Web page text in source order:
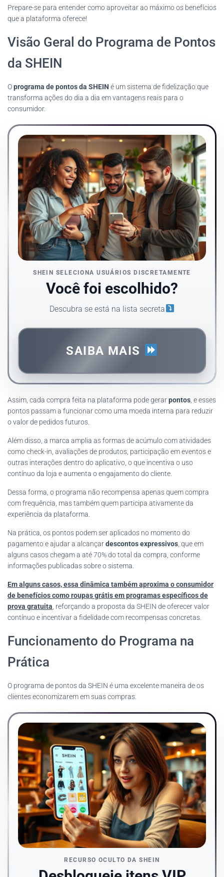
Prepare-se para entender como aproveitar ao máximo os benefícios
que a plataforma oferece!
Visão Geral do Programa de Pontos
da SHEIN
Oprograma de pontos da SHEIN é um sistema de fidelização que
transforma ações do dia a dia em vantagens reais para o
consumidor.
SHEIN SELECIONA USUÁRIOS DISCRETAMENTE
Você foi escolhido?
Descubra se está na lista secreta
SAIBA MAIS
Assim, cada compra feita na plataforma pode gerarpontos , e esses
pontos passam a funcionar como uma moeda interna para reduzir
o valor de pedidos futuros.
Além disso, a marca amplia as formas de acúmulo com atividades
como check-in, avaliações de produtos, participação em eventos e
outras interações dentro do aplicativo, o que incentiva o uso
contínuo da loja e aumenta o engajamento do cliente.
Dessa forma, o programa não recompensa apenas quem compra
com frequência, mas também quem participa ativamente da
experiência da plataforma.
Na prática, os pontos podem ser aplicados no momento do
pagamento e ajudar a alcançardescontos expressivos , que em
alguns casos chegam a até 70% do total da compra, conforme
informações publicadas sobre o sistema.
Em alguns casos, essa dinâmica também aproxima o consumidor
de benefícios como roupas grátis em programas específicos de
prova gratuita , reforçando a proposta da SHEIN de oferecer valor
contínuo e incentivar a fidelidade com recompensas concretas.
Funcionamento do Programa na
Prática
O programa de pontos da SHEIN é uma excelente maneira de os
clientes economizarem em suas compras.
RECURSO OCULTO DA SHEIN